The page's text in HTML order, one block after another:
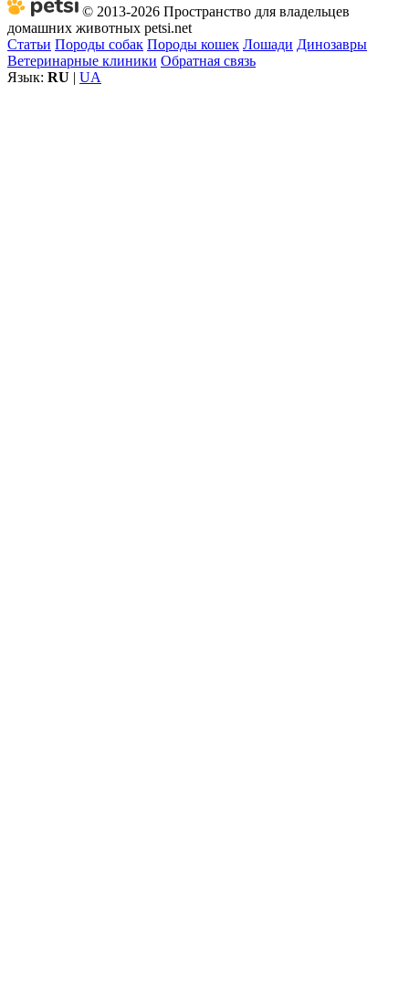
© 2013-2026 Пространство для владельцев
домашних животных petsi.net
Статьи Породы собак Породы кошек Лошади Динозавры
Ветеринарные клиники Обратная связь
Язык: RU | UA